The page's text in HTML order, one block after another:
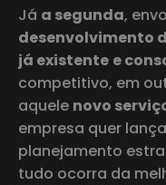
Já a segunda,
desenvolvimento
já existente e
competitivo, em
aquele novo
empresa quer
planejamento
tudo ocorra da